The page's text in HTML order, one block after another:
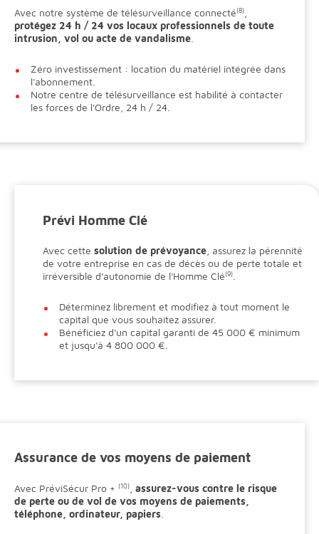
Avec notre système de télésurveillance connecté(8)
protégez 24 h / 24 vos locaux professionnels de toute
intrusion, vol ou acte de vandalisme
Zéro investissement : location du matériel intégrée dans
l'abonnement.
Notre centre de télésurveillance est habilité à contacter
les forces de l'Ordre, 24 h / 24.
Prévi Homme Clé
Avec cette solution de prévoyance , assurez la pérennité
de votre entreprise en cas de décès ou de perte totale et
irréversible d'autonomie de l'Homme Clé(9)
Déterminez librement et modifiez à tout moment le
capital que vous souhaitez assurer.
Bénéficiez d'un capital garanti de 45 000 € minimum
et jusqu'à 4 800 000 €.
Assurance de vos moyens de paiement
Avec PréviSécur Pro + (10)
assurez-vous contre le risque
de perte ou de vol de vos moyens de paiements,
téléphone, ordinateur, papiers